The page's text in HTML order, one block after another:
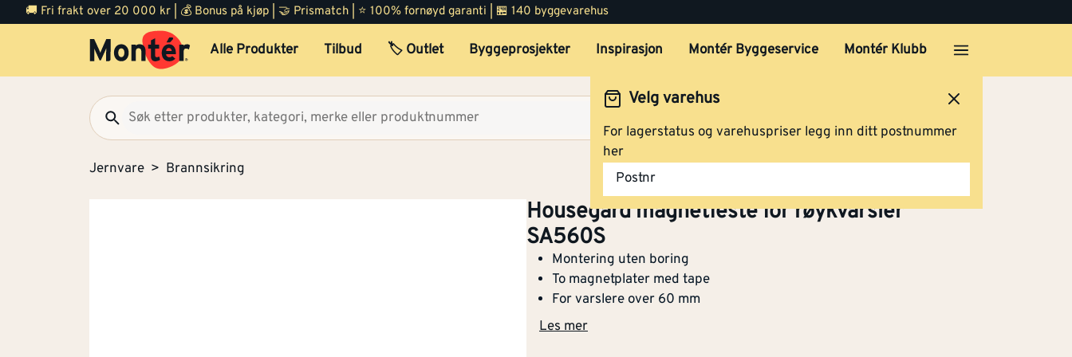
🚚 Fri frakt over 20 000 kr | 💰 Bonus på kjøp | 🤝 Prismatch | ⭐ 100% fornøyd garanti | 🏪 140 byggevarehus
Alle Produkter Tilbud 🏷️ Outlet Byggeprosjekter Inspirasjon Montér Byggeservice Montér Klubb
Velg varehus
For lagerstatus og varehuspriser legg inn ditt postnummer
her
Postnr
Jernvare Brannsikring
Housegard magnetfeste for røykvarsler
SA560S
Montering uten boring
To magnetplater med tape
For varslere over 60 mm
Les mer
NOBB
57171520
Artikkelnummer
Montering uten boring
To magnetplater med tape
For varslere over 60 mm
Diskret hvit lavprofil
Enkel av- og påkobling
Housegard magnetfeste for røykvarsler SA560S er en enkel og diskret
løsning for montering av røykvarsler i tak uten boring, skruer eller
synlige hull. Festet består av to magnetplater med kraftig dobbeltsidig
tape, der den ene platen monteres i taket og den andre på
røykvarsleren. Når platene kobles sammen, får du en stabil innfesting
som samtidig gjør det enkelt å ta ned varsleren ved kontroll, rengjøring